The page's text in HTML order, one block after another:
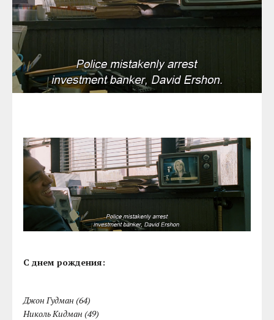
С днем рождения:
Джон Гудман (64)
Николь Кидман (49)